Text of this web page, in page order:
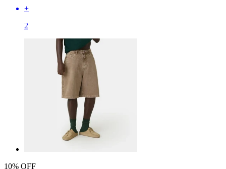
+
2
10% OFF